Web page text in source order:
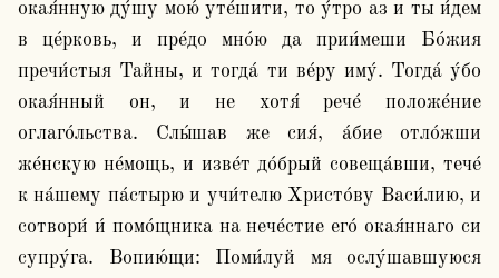
окая́нную ду́шу мою́ уте́шити, то у́тро аз и ты и́дем
в це́рковь, и пре́до мно́ю да прии́меши Бо́жия
пречи́стыя Тайны, и тогда́ ти ве́ру иму́. Тогда́ у́бо
окая́нный он, и не хотя́ рече́ положе́ние
оглаго́льства. Слы́шав же сия́, а́бие отло́жши
же́нскую не́мощь, и изве́т до́брый совеща́вши, тече́
к на́шему па́стырю и учи́телю Христо́ву Васи́лию, и
сотвори́ и́ помо́щника на нече́стие его́ окая́ннаго си
супру́га. Вопию́щи: Поми́луй мя ослу́шавшуюся